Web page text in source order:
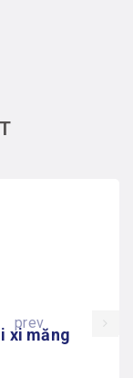
xi măng
prev